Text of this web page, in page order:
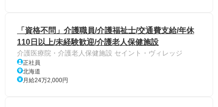
「資格不問」介護職員/介護福祉士/交通費支給/年休
110日以上/未経験歓迎/介護老人保健施設
介護医療院・介護老人保健施設 セイント・ヴィレッジ
正社員
北海道
月給24万2,000円